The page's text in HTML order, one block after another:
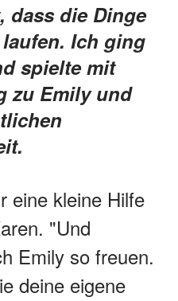
Ich ging
spielte mit
zu Emily und
eine kleine Hilfe
"Und
Emily so freuen.
deine eigene